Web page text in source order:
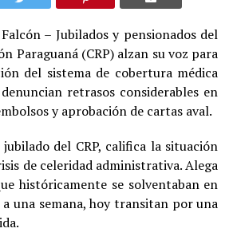
– Jubilados y pensionados del
Paraguaná (CRP) alzan su voz para
del sistema de cobertura médica
retrasos considerables en
y aprobación de cartas aval.
del CRP, califica la situación
de celeridad administrativa. Alega
históricamente se solventaban en
una semana, hoy transitan por una